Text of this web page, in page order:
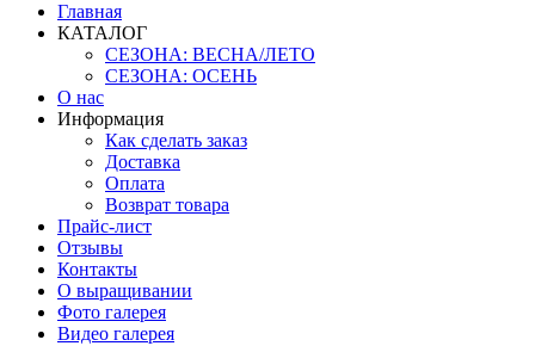
Главная
КАТАЛОГ
СЕЗОНА: ВЕСНА/ЛЕТО
СЕЗОНА: ОСЕНЬ
О нас
Информация
Как сделать заказ
Доставка
Оплата
Возврат товара
Прайс-лист
Отзывы
Контакты
О выращивании
Фото галерея
Видео галерея